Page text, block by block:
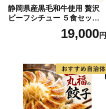
静岡県産黒毛和牛使用 贅沢
ビーフシチュー ５食セット
贅沢 贈り物 料理 簡単 レンチ
ン おすすめ 人気 厳選 袋井市
19,000円